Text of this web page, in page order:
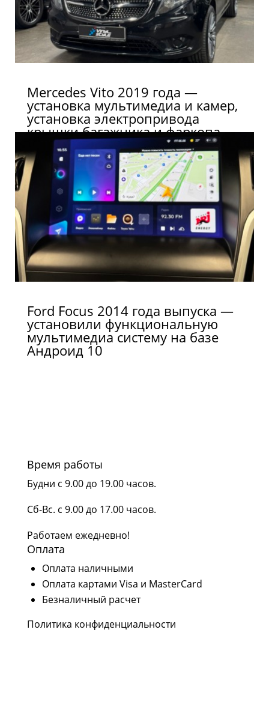
Mercedes Vito 2019 года —
установка мультимедиа и камер,
установка электропривода
крышки багажника и фаркопа
Ford Focus 2014 года выпуска —
установили функциональную
мультимедиа систему на базе
Андроид 10
Время работы
Будни с 9.00 до 19.00 часов.
Сб-Вс. с 9.00 до 17.00 часов.
Работаем ежедневно!
Оплата
Оплата наличными
Оплата картами Visa и MasterCard
Безналичный расчет
Политика конфиденциальности